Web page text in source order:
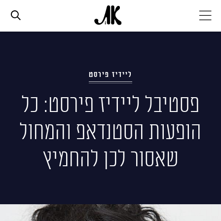
אופנה
ביוטי
סלבס
המגזין
ליידיז פירסט
פסטיבל ליידיז פירסט: כל
הופעות הסטנדאפ והמחול
שאסור לכן להחמיץ